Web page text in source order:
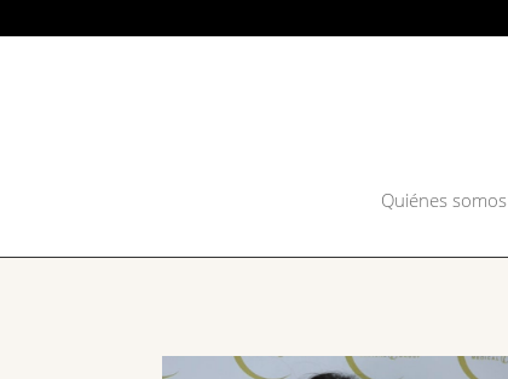
Quiénes somos